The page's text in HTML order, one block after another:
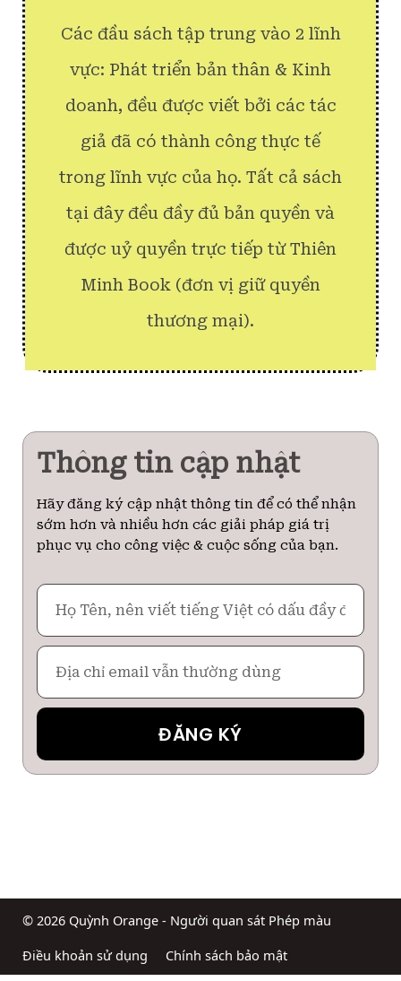
Các đầu sách tập trung vào 2 lĩnh
vực: Phát triển bản thân & Kinh
doanh, đều được viết bởi các tác
giả đã có thành công thực tế
trong lĩnh vực của họ. Tất cả sách
tại đây đều đầy đủ bản quyền và
được uỷ quyền trực tiếp từ Thiên
Minh Book (đơn vị giữ quyền
thương mại).
Thông tin cập nhật
Hãy đăng ký cập nhật thông tin để có thể nhận
sớm hơn và nhiều hơn các giải pháp giá trị
phục vụ cho công việc & cuộc sống của bạn.
Họ
Tên
Email
ĐĂNG KÝ
© 2026 Quỳnh Orange - Người quan sát Phép màu
Điều khoản sử dụng
Chính sách bảo mật